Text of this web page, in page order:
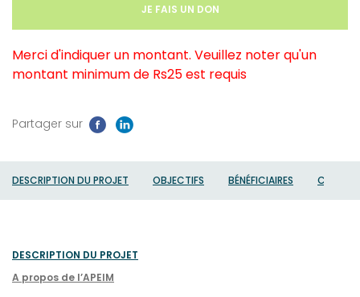
JE FAIS UN DON
Merci d'indiquer un montant. Veuillez noter qu'un
montant minimum de Rs25 est requis
Partager sur
DESCRIPTION DU PROJET OBJECTIFS BÉNÉFICIAIRES
DESCRIPTION DU PROJET
A propos de l’APEIM